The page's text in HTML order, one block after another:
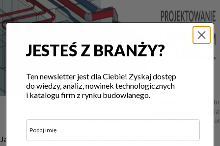
Projektowanie wentylacji mechanicznej w InstalSystem-Alnor 5.5 PL to
modelowanie, obliczenia
i dobór elementów w jednym narzędziu. Fot. Alnor
Jak kontrolować przepływy i straty ciśnienia podczas
JESTEŚ Z BRANŻY?
Ten newsletter jest dla Ciebie! Zyskaj dostęp
do wiedzy, analiz, nowinek technologicznych
i katalogu firm z rynku budowlanego.